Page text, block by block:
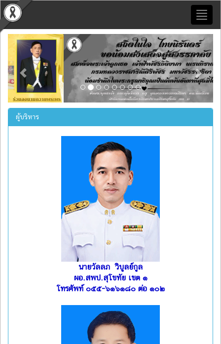
Previous Next
ผู้บริหาร
นายวัลลภ วิบูลย์กูล
ผอ.สพป.สุโขทัย เขต ๑
โทรศัพท์ ๐๕๕-๖๑๖๑๘๐ ต่อ ๑๐๒